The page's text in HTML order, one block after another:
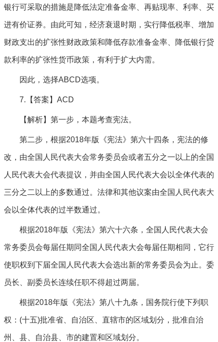
银行可采取的措施是降低法定准备金率、再贴现率、利率、买
进有价证券。由此可知，经济衰退时期，实行降低税率、增加
财政支出的扩张性财政政策和降低存款准备金率、降低银行贷
款利率的扩张性货币政策，有利于扩大内需。
因此，选择ABCD选项。
7.【答案】ACD
【解析】第一步，本题考查宪法。
第二步，根据2018年版《宪法》第六十四条，宪法的修
改，由全国人民代表大会常务委员会或者五分之一以上的全国
人民代表大会代表提议，并由全国人民代表大会以全体代表的
三分之二以上的多数通过。法律和其他议案由全国人民代表大
会以全体代表的过半数通过。
根据2018年版《宪法》第六十六条，全国人民代表大会
常务委员会每届任期同全国人民代表大会每届任期相同，它行
使职权到下届全国人民代表大会选出新的常务委员会为止。委
员长、副委员长连续任职不得超过两届。
根据2018年版《宪法》第八十九条，国务院行使下列职
权：(十五)批准省、自治区、直辖市的区域划分，批准自治
州、县、自治县、市的建置和区域划分。